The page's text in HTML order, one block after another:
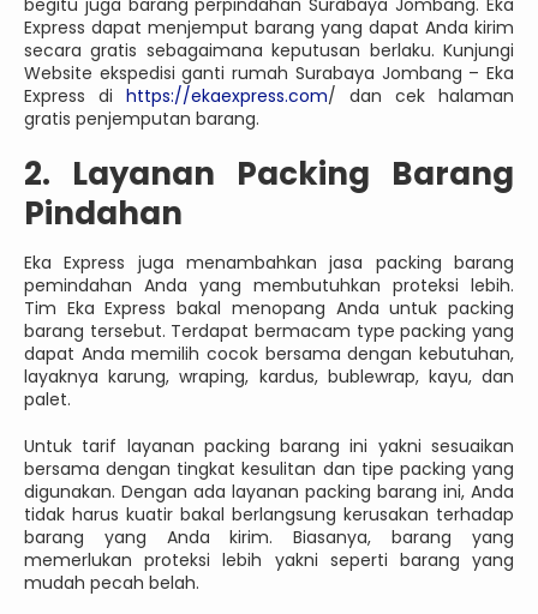
Express dapat menjemput barang yang dapat Anda kirim
secara gratis sebagaimana keputusan berlaku. Kunjungi
Website ekspedisi ganti rumah Surabaya Jombang – Eka
Express di https://ekaexpress.com/ dan cek halaman
gratis penjemputan barang.
2. Layanan Packing Barang
Pindahan
Eka Express juga menambahkan jasa packing barang
pemindahan Anda yang membutuhkan proteksi lebih.
Tim Eka Express bakal menopang Anda untuk packing
barang tersebut. Terdapat bermacam type packing yang
dapat Anda memilih cocok bersama dengan kebutuhan,
layaknya karung, wraping, kardus, bublewrap, kayu, dan
palet.
Untuk tarif layanan packing barang ini yakni sesuaikan
bersama dengan tingkat kesulitan dan tipe packing yang
digunakan. Dengan ada layanan packing barang ini, Anda
tidak harus kuatir bakal berlangsung kerusakan terhadap
barang yang Anda kirim. Biasanya, barang yang
memerlukan proteksi lebih yakni seperti barang yang
mudah pecah belah.